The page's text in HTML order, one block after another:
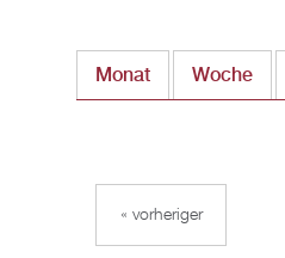
Monat Woche
« vorheriger